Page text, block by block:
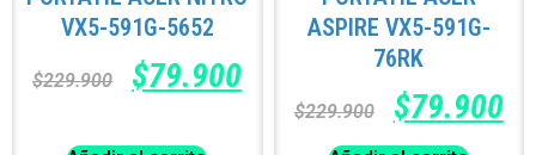
VX5-591G-5652
$229.900 $79.900
ASPIRE VX5-591G-
76RK
$229.900 $79.900